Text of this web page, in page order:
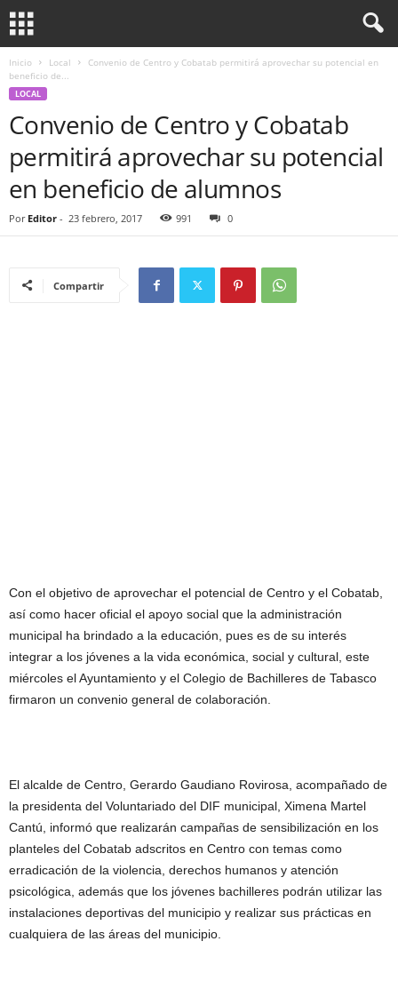
Inicio Local
Convenio de Centro y Cobatab permitirá aprovechar su potencial en
beneficio de...
LOCAL
Convenio de Centro y Cobatab
permitirá aprovechar su potencial
en beneficio de alumnos
Por Editor - 23 febrero, 2017 991 0
Compartir
Con el objetivo de aprovechar el potencial de Centro y el Cobatab,
así como hacer oficial el apoyo social que la administración
municipal ha brindado a la educación, pues es de su interés
integrar a los jóvenes a la vida económica, social y cultural, este
miércoles el Ayuntamiento y el Colegio de Bachilleres de Tabasco
firmaron un convenio general de colaboración.
El alcalde de Centro, Gerardo Gaudiano Rovirosa, acompañado de
la presidenta del Voluntariado del DIF municipal, Ximena Martel
Cantú, informó que realizarán campañas de sensibilización en los
planteles del Cobatab adscritos en Centro con temas como
erradicación de la violencia, derechos humanos y atención
psicológica, además que los jóvenes bachilleres podrán utilizar las
instalaciones deportivas del municipio y realizar sus prácticas en
cualquiera de las áreas del municipio.